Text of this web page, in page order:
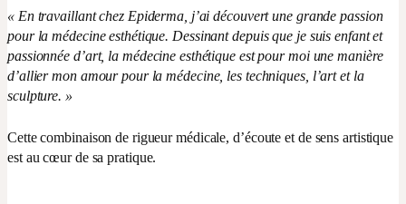
« En travaillant chez Epiderma, j’ai découvert une grande passion
pour la médecine esthétique. Dessinant depuis que je suis enfant et
passionnée d’art, la médecine esthétique est pour moi une manière
d’allier mon amour pour la médecine, les techniques, l’art et la
sculpture. »
Cette combinaison de rigueur médicale, d’écoute et de sens artistique
est au cœur de sa pratique.